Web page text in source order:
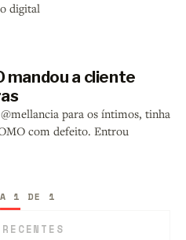
digital
mandou a cliente
para os íntimos, tinha
com defeito. Entrou
1 DE 1